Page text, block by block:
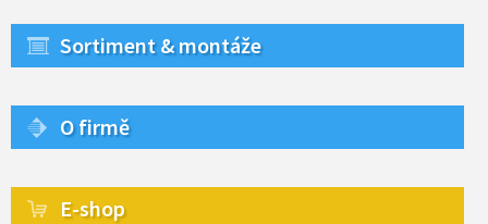
Sortiment & montáže
O firmě
E-shop